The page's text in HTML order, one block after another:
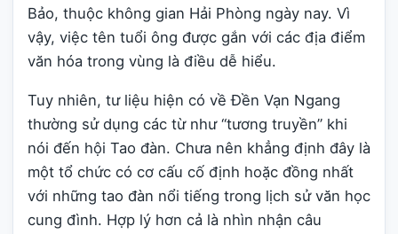
Bảo, thuộc không gian Hải Phòng ngày nay. Vì
vậy, việc tên tuổi ông được gắn với các địa điểm
văn hóa trong vùng là điều dễ hiểu.
Tuy nhiên, tư liệu hiện có về Đền Vạn Ngang
thường sử dụng các từ như “tương truyền” khi
nói đến hội Tao đàn. Chưa nên khẳng định đây là
một tổ chức có cơ cấu cố định hoặc đồng nhất
với những tao đàn nổi tiếng trong lịch sử văn học
cung đình. Hợp lý hơn cả là nhìn nhận câu